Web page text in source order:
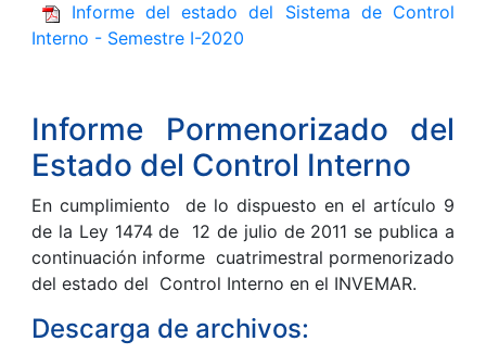
Informe del estado del Sistema de Control
Interno - Semestre I-2020
Informe Pormenorizado del
Estado del Control Interno
En cumplimiento de lo dispuesto en el artículo 9
de la Ley 1474 de 12 de julio de 2011 se publica a
continuación informe cuatrimestral pormenorizado
del estado del Control Interno en el INVEMAR.
Descarga de archivos: